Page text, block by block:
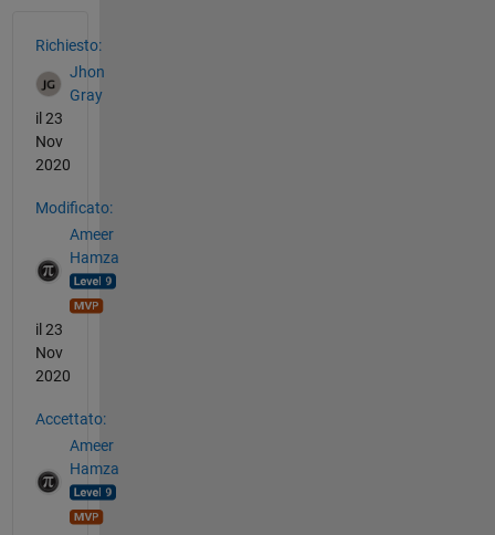
Richiesto:
Jhon
Gray
il 23
Nov
2020
Modificato:
Ameer
Hamza
il 23
Nov
2020
Accettato:
Ameer
Hamza